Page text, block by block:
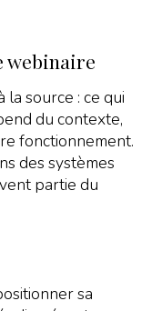
webinaire
source : ce qui
du contexte,
fonctionnement.
des systèmes
partie du
sa